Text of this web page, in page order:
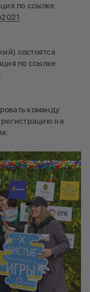
по ссылке
состоятся
по ссылке
команду
на